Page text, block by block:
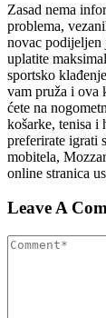
Zasad nema
problema,
novac
uplatite
sportsko
vam pruža i ova
ćete na
košarke, tenisa i
preferirate igrati
mobitela,
online stranica
Leave A